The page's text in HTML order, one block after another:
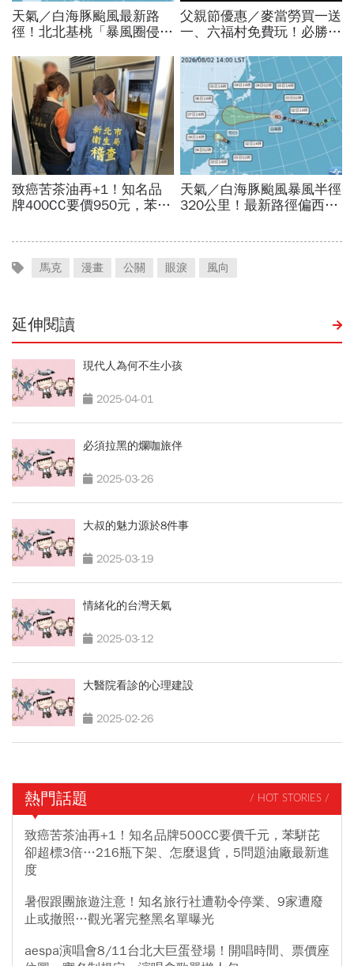
馬克 漫畫 公關 眼淚 風向
延伸閱讀
現代人為何不生小孩
2025-04-01
必須拉黑的爛咖旅伴
2025-03-26
大叔的魅力源於8件事
2025-03-19
情緒化的台灣天氣
2025-03-12
大醫院看診的心理建設
2025-02-26
熱門話題 / HOT STORIES /
致癌苦茶油再+1！知名品牌500CC要價千元，苯駢芘
卻超標3倍…216瓶下架、怎麼退貨，5問題油廠最新進
度
暑假跟團旅遊注意！知名旅行社遭勒令停業、9家遭廢
止或撤照…觀光署完整黑名單曝光
aespa演唱會8/11台北大巨蛋登場！開唱時間、票價座